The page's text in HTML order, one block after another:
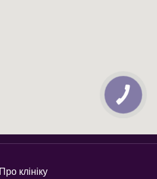
Про клініку
КНОПКА
ЗВ'ЯЗКУ